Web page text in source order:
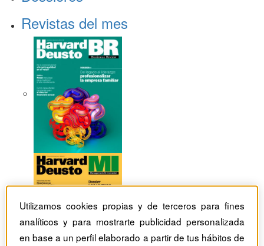
Revistas del mes
Utilizamos cookies propias y de terceros para fines
analíticos y para mostrarte publicidad personalizada
en base a un perfil elaborado a partir de tus hábitos de